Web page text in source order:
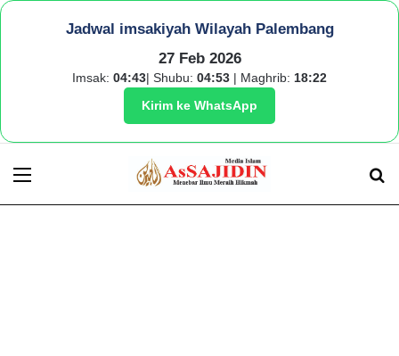
Jadwal imsakiyah Wilayah Palembang
27 Feb 2026
Imsak: 04:43| Shubu: 04:53 | Maghrib: 18:22
Kirim ke WhatsApp
Menu